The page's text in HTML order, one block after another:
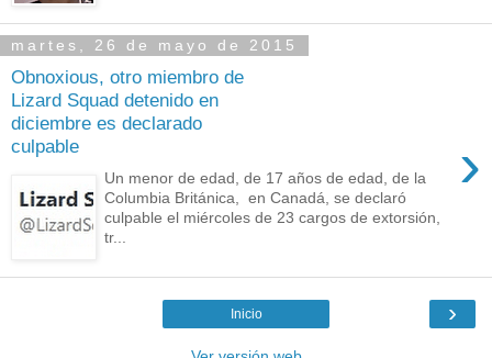
martes, 26 de mayo de 2015
Obnoxious, otro miembro de
Lizard Squad detenido en
diciembre es declarado
culpable
›
Un menor de edad, de 17 años de edad, de la
Columbia Británica, en Canadá, se declaró
culpable el miércoles de 23 cargos de extorsión,
tr...
›
Inicio